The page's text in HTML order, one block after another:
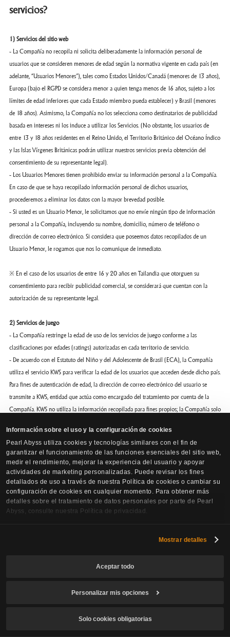
Información sobre el uso y la configuración de cookies
Pearl Abyss utiliza cookies y tecnologías similares con el fin de
garantizar el funcionamiento de las funciones esenciales del sitio web,
medir el rendimiento, mejorar la experiencia del usuario y apoyar
actividades de marketing personalizadas. Puede revisar los fines
detallados de uso a través de nuestra Política de cookies o cambiar su
configuración de cookies en cualquier momento. Para obtener más
detalles sobre el tratamiento de datos personales por parte de Pearl
Abyss, consulte nuestra Política de privacidad.
Mostrar detalles
Aceptar todo
Personalizar mis opciones
Solo cookies obligatorias
servicios?
1) Servicios del sitio web
- La Compañía no recopila ni solicita deliberadamente la información personal de
usuarios que se consideren menores de edad según la normativa vigente en cada país (en
adelante, “Usuarios Menores”), tales como Estados Unidos/Canadá (menores de 13 años),
Europa (bajo el RGPD se considera menor a quien tenga menos de 16 años, sujeto a los
límites de edad inferiores que cada Estado miembro pueda establecer) y Brasil (menores
de 18 años). Asimismo, la Compañía no los selecciona como destinatarios de publicidad
basada en intereses ni los induce a utilizar los Servicios. (No obstante, los usuarios de
entre 13 y 18 años residentes en el Reino Unido, el Territorio Británico del Océano Índico
y las Islas Vírgenes Británicas podrán utilizar nuestros servicios previa obtención del
consentimiento de su representante legal).
- Los Usuarios Menores tienen prohibido enviar su información personal a la Compañía.
En caso de que se haya recopilado información personal de dichos usuarios,
procederemos a eliminar los datos con la mayor brevedad posible.
- Si usted es un Usuario Menor, le solicitamos que no envíe ningún tipo de información
personal a la Compañía, incluyendo su nombre, domicilio, número de teléfono o
dirección de correo electrónico. Si considera que poseemos datos recopilados de un
Usuario Menor, le rogamos que nos lo comunique de inmediato.
※ En el caso de los usuarios de entre 16 y 20 años en Tailandia que otorguen su
consentimiento para recibir publicidad comercial, se considerará que cuentan con la
autorización de su representante legal.
2) Servicios de juego
- La Compañía restringe la edad de uso de los servicios de juego conforme a las
clasificaciones por edades (ratings) autorizadas en cada territorio de servicio.
- De acuerdo con el Estatuto del Niño y del Adolescente de Brasil (ECA), la Compañía
utiliza el servicio KWS para verificar la edad de los usuarios que acceden desde dicho país.
Para fines de autenticación de edad, la dirección de correo electrónico del usuario se
transmite a KWS, entidad que actúa como encargado del tratamiento por cuenta de la
Compañía. KWS no utiliza la información recopilada para fines propios; la Compañía solo
acceso al servicio de juego. Para obtener más información sobre el tratamiento de la
información personal por parte de KWS, consulte su Política de Privacidad.
※URL de la Política de Privacidad de KWS:https://www.kidswebservices.com/privacy-
policy?lang=es-ES
solicitud para resolver asuntos relacionados con su información personal, puede realizar
manera más ágil y expedita.
Comprar